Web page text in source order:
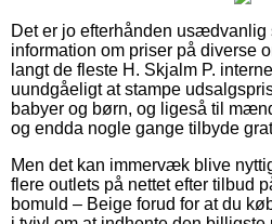
Det er jo efterhånden usædvanlig
information om priser på diverse
langt de fleste H. Skjalm P.
uundgåeligt at stampe
babyer og børn, og ligeså til
og endda nogle gange tilbyde
Men det kan immervæk blive
flere outlets på nettet efter tilbud
bomuld – Beige forud for at du